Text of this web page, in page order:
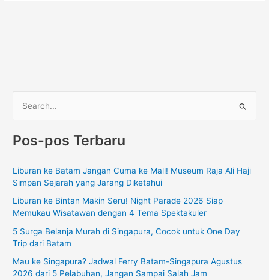
r
u
n
t
Pos-pos Terbaru
Liburan ke Batam Jangan Cuma ke Mall! Museum Raja Ali Haji
Simpan Sejarah yang Jarang Diketahui
Liburan ke Bintan Makin Seru! Night Parade 2026 Siap
Memukau Wisatawan dengan 4 Tema Spektakuler
5 Surga Belanja Murah di Singapura, Cocok untuk One Day
Trip dari Batam
Mau ke Singapura? Jadwal Ferry Batam-Singapura Agustus
2026 dari 5 Pelabuhan, Jangan Sampai Salah Jam